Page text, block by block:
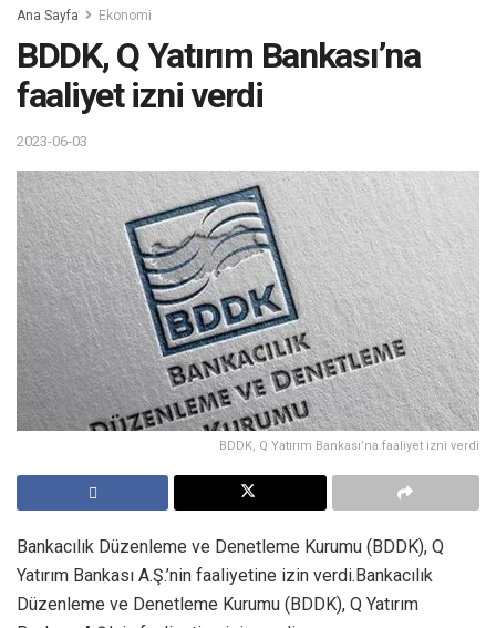
Ana Sayfa Ekonomi
BDDK, Q Yatırım Bankası’na
faaliyet izni verdi
2023-06-03
BDDK, Q Yatırım Bankası’na faaliyet izni verdi
Bankacılık Düzenleme ve Denetleme Kurumu (BDDK), Q
Yatırım Bankası A.Ş.’nin faaliyetine izin verdi.Bankacılık
Düzenleme ve Denetleme Kurumu (BDDK), Q Yatırım